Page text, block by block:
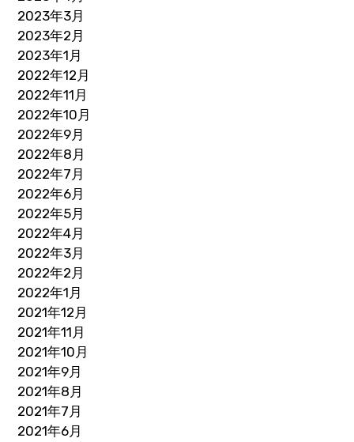
2023年3月
2023年2月
2023年1月
2022年12月
2022年11月
2022年10月
2022年9月
2022年8月
2022年7月
2022年6月
2022年5月
2022年4月
2022年3月
2022年2月
2022年1月
2021年12月
2021年11月
2021年10月
2021年9月
2021年8月
2021年7月
2021年6月